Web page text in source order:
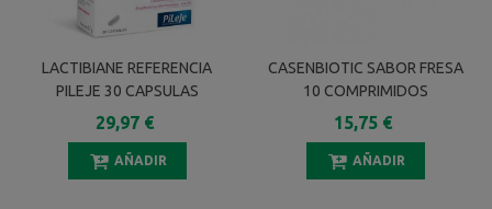
LACTIBIANE REFERENCIA
PILEJE 30 CAPSULAS
29,97 €
AÑADIR
CASENBIOTIC SABOR FRESA
10 COMPRIMIDOS
15,75 €
AÑADIR